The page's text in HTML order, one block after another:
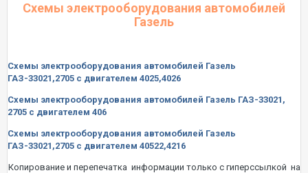
Схемы электрооборудования автомобилей
Газель
Схемы электрооборудования автомобилей Газель
ГАЗ-33021,2705 с двигателем 4025,4026
Схемы электрооборудования автомобилей Газель ГАЗ-33021,
2705 с двигателем 406
Схемы электрооборудования автомобилей Газель
ГАЗ-33021,2705 с двигателем 40522,4216
Копирование и перепечатка информации только с гиперссылкой на